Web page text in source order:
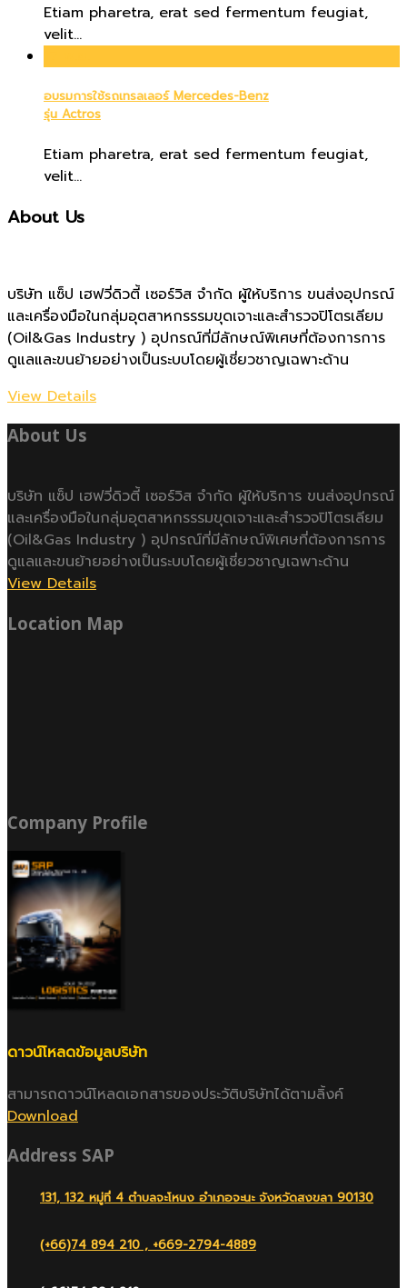
Etiam pharetra, erat sed fermentum feugiat,
velit...
อบรมการใช้รถเทรลเลอร์ Mercedes-Benz
รุ่น Actros
Etiam pharetra, erat sed fermentum feugiat,
velit...
About Us
บริษัท แซ็ป เฮฟวี่ดิวตี้ เซอร์วิส จำกัด ผู้ให้บริการ ขนส่งอุปกรณ์
และเครื่องมือในกลุ่มอุตสาหกรรรมขุดเจาะและสำรวจปิโตรเลียม
(Oil&Gas Industry ) อุปกรณ์ที่มีลักษณ์พิเศษที่ต้องการการ
ดูแลและขนย้ายอย่างเป็นระบบโดยผู้เชี่ยวชาญเฉพาะด้าน
View Details
About Us
บริษัท แซ็ป เฮฟวี่ดิวตี้ เซอร์วิส จำกัด ผู้ให้บริการ ขนส่งอุปกรณ์
และเครื่องมือในกลุ่มอุตสาหกรรรมขุดเจาะและสำรวจปิโตรเลียม
(Oil&Gas Industry ) อุปกรณ์ที่มีลักษณ์พิเศษที่ต้องการการ
ดูแลและขนย้ายอย่างเป็นระบบโดยผู้เชี่ยวชาญเฉพาะด้าน
View Details
Location Map
Company Profile
ดาวน์โหลดข้อมูลบริษัท
สามารถดาวน์โหลดเอกสารของประวัติบริษัทได้ตามลิ้งค์
Download
Address SAP
131, 132 หมู่ที่ 4 ตำบลจะโหนง อำเภอจะนะ จังหวัดสงขลา 90130
(+66)74 894 210 , +669-2794-4889